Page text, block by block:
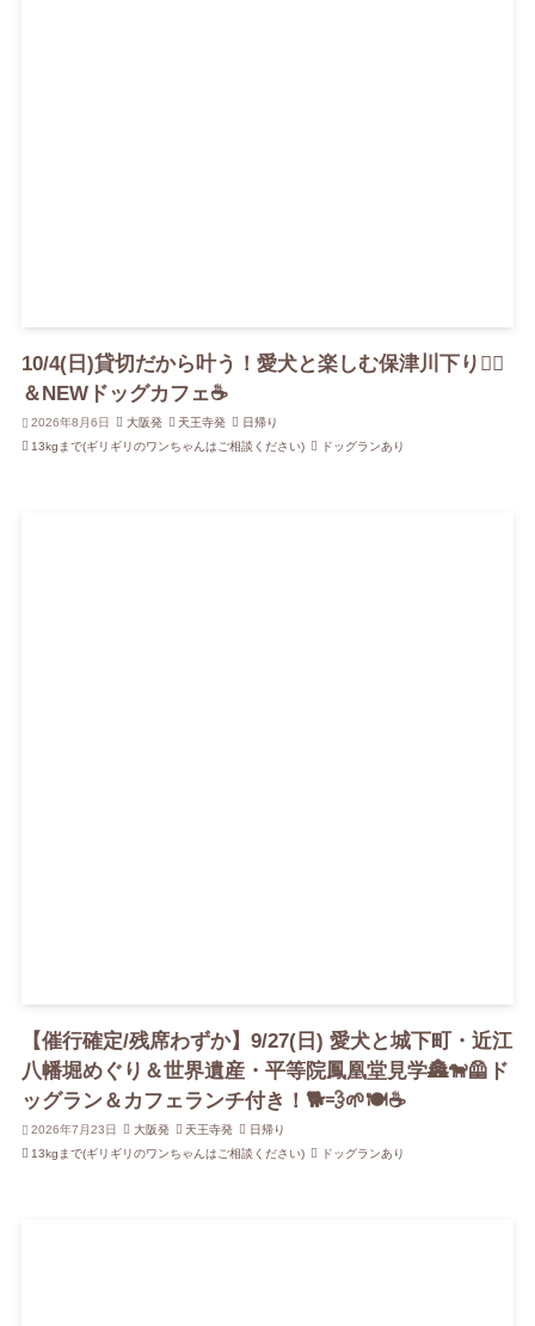
10/4(日)貸切だから叶う！愛犬と楽しむ保津川下り🚣‍♀️
＆NEWドッグカフェ☕️
2026年8月6日 大阪発 天王寺発
日帰り
13kgまで(ギリギリのワンちゃんはご相談ください)
ドッグランあり
【催行確定/残席わずか】9/27(日) 愛犬と城下町・近江
八幡堀めぐり＆世界遺産・平等院鳳凰堂見学🏯🐕‍🦺ド
ッグラン＆カフェランチ付き！🐕💨🌱🍽️☕️
2026年7月23日 大阪発 天王寺発
日帰り
13kgまで(ギリギリのワンちゃんはご相談ください)
ドッグランあり